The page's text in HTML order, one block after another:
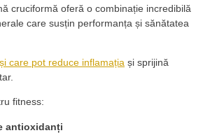
cruciformă oferă o combinație incredibilă
care susțin performanța și sănătatea
care pot reduce inflamația și sprijină
fitness:
antioxidanți